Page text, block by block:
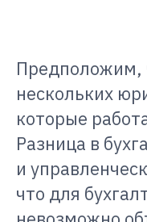
Предположим,
нескольких
которые
Разница в
и
что для